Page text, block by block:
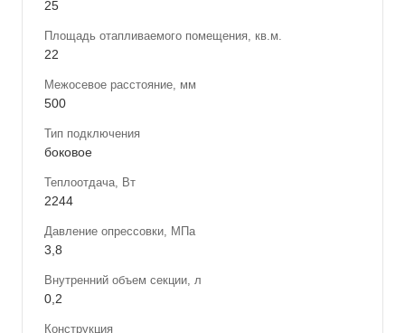
25
Площадь отапливаемого помещения, кв.м.
22
Межосевое расстояние, мм
500
Тип подключения
боковое
Теплоотдача, Вт
2244
Давление опрессовки, МПа
3,8
Внутренний объем секции, л
0,2
Конструкция